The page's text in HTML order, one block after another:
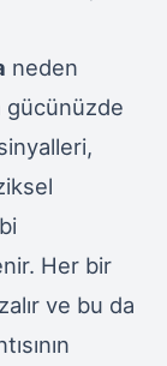
neden
gücünüzde
Her bir
ve bu da